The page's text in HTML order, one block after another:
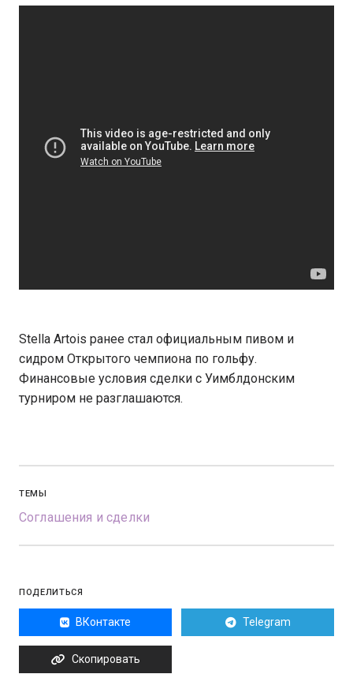
Stella Artois ранее стал официальным пивом и
сидром Открытого чемпиона по гольфу.
Финансовые условия сделки с Уимблдонским
турниром не разглашаются.
ТЕМЫ
Соглашения и сделки
ПОДЕЛИТЬСЯ
ВКонтакте Telegram
Скопировать